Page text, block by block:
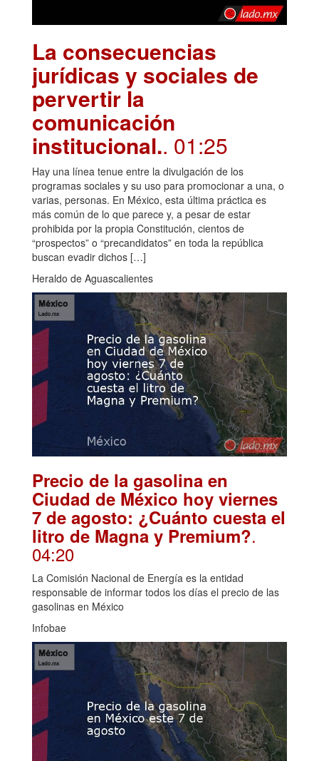
La consecuencias
jurídicas y sociales de
pervertir la
comunicación
institucional.. 01:25
Hay una línea tenue entre la divulgación de los
programas sociales y su uso para promocionar a una, o
varias, personas. En México, esta última práctica es
más común de lo que parece y, a pesar de estar
prohibida por la propia Constitución, cientos de
“prospectos” o “precandidatos” en toda la república
buscan evadir dichos […]
Heraldo de Aguascalientes
Precio de la gasolina en
Ciudad de México hoy viernes
7 de agosto: ¿Cuánto cuesta el
litro de Magna y Premium?.
04:20
La Comisión Nacional de Energía es la entidad
responsable de informar todos los días el precio de las
gasolinas en México
Infobae